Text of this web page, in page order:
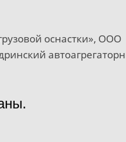
оснастки», ООО